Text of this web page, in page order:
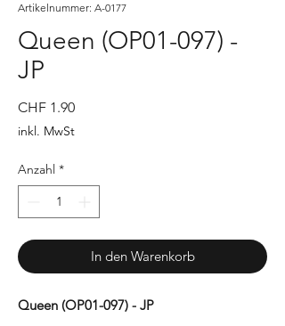
Artikelnummer: A-0177
Queen (OP01-097) -
JP
CHF 1.90Preis
inkl. MwSt
Anzahl *
In den Warenkorb
Queen (OP01-097) - JP